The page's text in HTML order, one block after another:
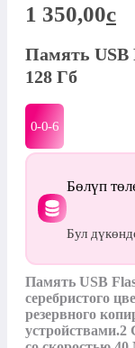
1 350,00c
Память USB
128 Гб
0-0-6
Бөлүп
Бул
Память USB
серебристого
резервного
устройствами.2